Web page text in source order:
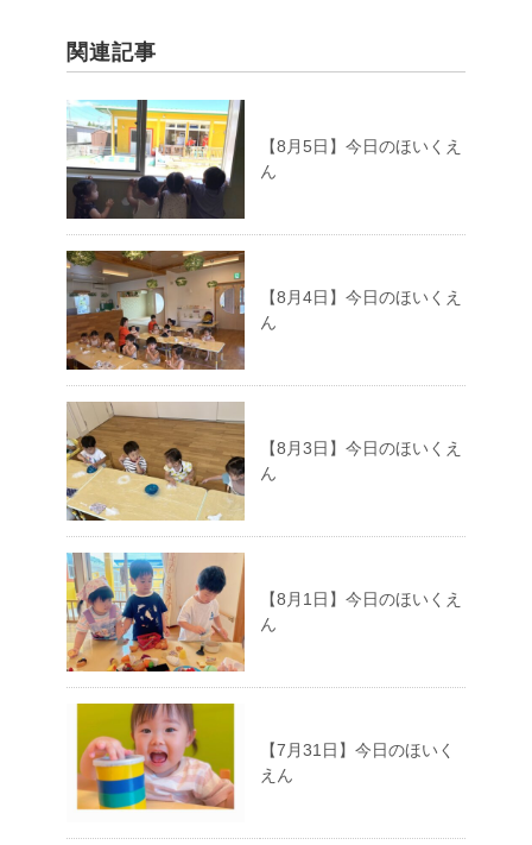
関連記事
【8月5日】今日のほいくえ
ん
【8月4日】今日のほいくえ
ん
【8月3日】今日のほいくえ
ん
【8月1日】今日のほいくえ
ん
【7月31日】今日のほいく
えん